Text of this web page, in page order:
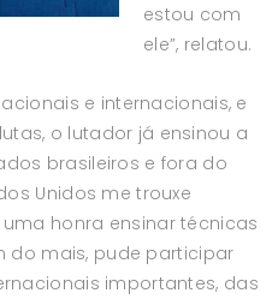
estou com
ele”, relatou.
e internacionais, e
o lutador já ensinou a
brasileiros e fora do
Unidos me trouxe
honra ensinar técnicas
do mais, pude participar
importantes, das